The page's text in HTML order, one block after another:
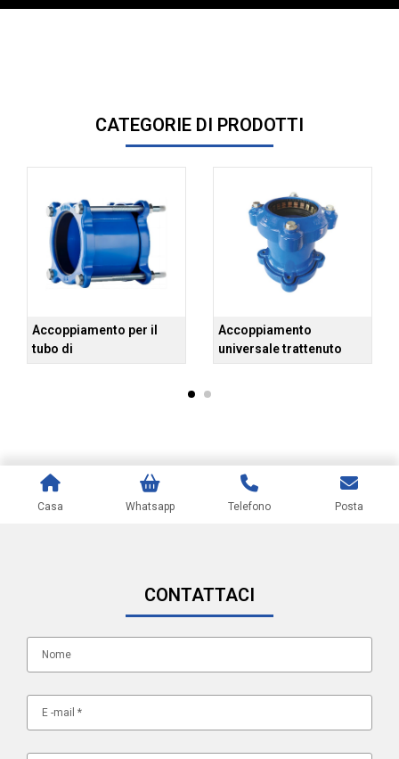
CATEGORIE DI PRODOTTI
Accoppiamento per il
tubo di
Accoppiamento
universale trattenuto
Casa Whatsapp Telefono Posta
CONTATTACI